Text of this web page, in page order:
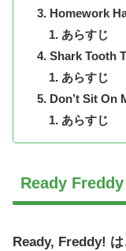
Homework
あらすじ
Shark Tooth
あらすじ
Don’t Sit On
あらすじ
Ready
Ready, Freddy!